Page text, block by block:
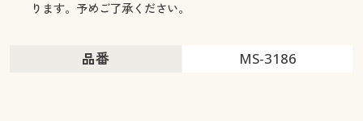
ります。予めご了承ください。
品番 MS-3186